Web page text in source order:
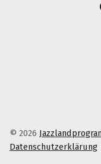
© 2026
Datenschutzerklärung